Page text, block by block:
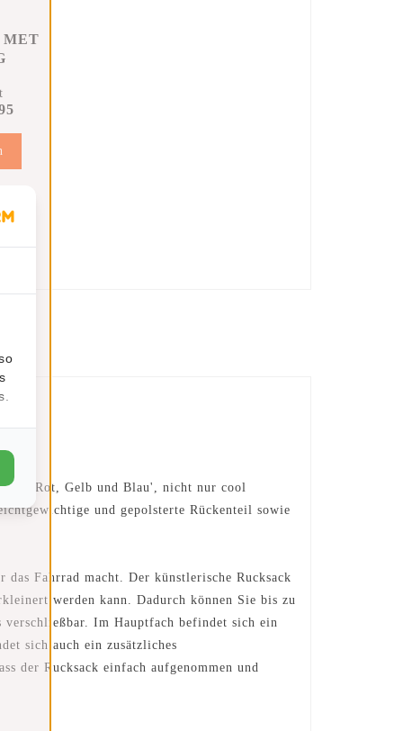
MET
in Rot, Gelb und Blau', nicht nur cool
und gepolsterte Rückenteil sowie
Fahrrad macht. Der künstlerische Rucksack
werden kann. Dadurch können Sie bis zu
verschließbar. Im Hauptfach befindet sich ein
sich auch ein zusätzliches
der Rucksack einfach aufgenommen und